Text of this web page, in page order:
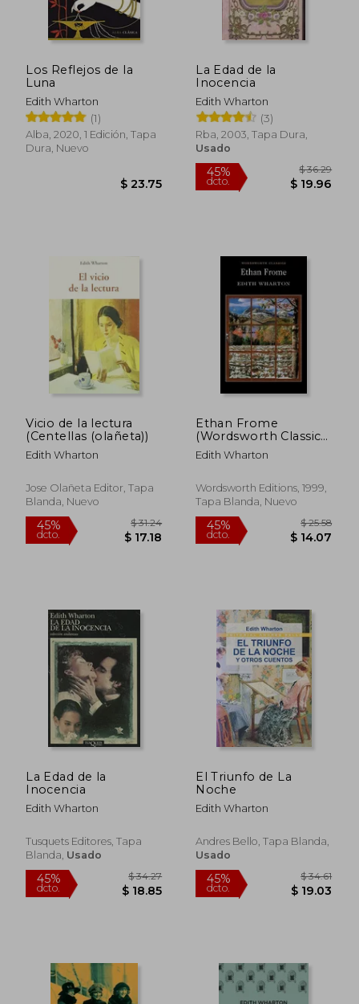
Los Reflejos de la
Luna
Edith Wharton
(1)
Alba, 2020, 1 Edición, Tapa
Dura, Nuevo
La Edad de la
Inocencia
Edith Wharton
(3)
Rba, 2003, Tapa Dura,
Usado
45%
dcto.
Vicio de la lectura
(Centellas (olañeta))
Edith Wharton
Jose Olañeta Editor, Tapa
Blanda, Nuevo
Ethan Frome
(Wordsworth Classics)
(en Inglés)
Edith Wharton
Wordsworth Editions, 1999,
Tapa Blanda, Nuevo
La Edad de la
Inocencia
Edith Wharton
Tusquets Editores, Tapa
Blanda, Usado
El Triunfo de La
Noche
Edith Wharton
Andres Bello, Tapa Blanda,
Usado